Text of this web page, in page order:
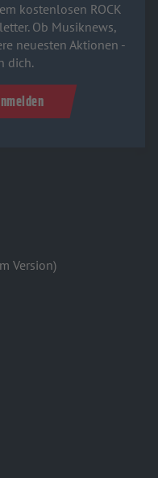
kostenlosen ROCK
Ob Musiknews,
neuesten Aktionen -
dich.
Version)